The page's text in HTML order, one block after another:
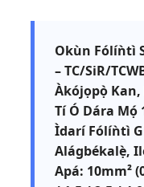
Okùn Fólíǹtì
– TC/SiR/
Àkójọpọ̀
Tí Ó Dára Mọ́
Ìdarí Fólíǹtì
Alágbékalẹ̀,
Apá: 10mm²